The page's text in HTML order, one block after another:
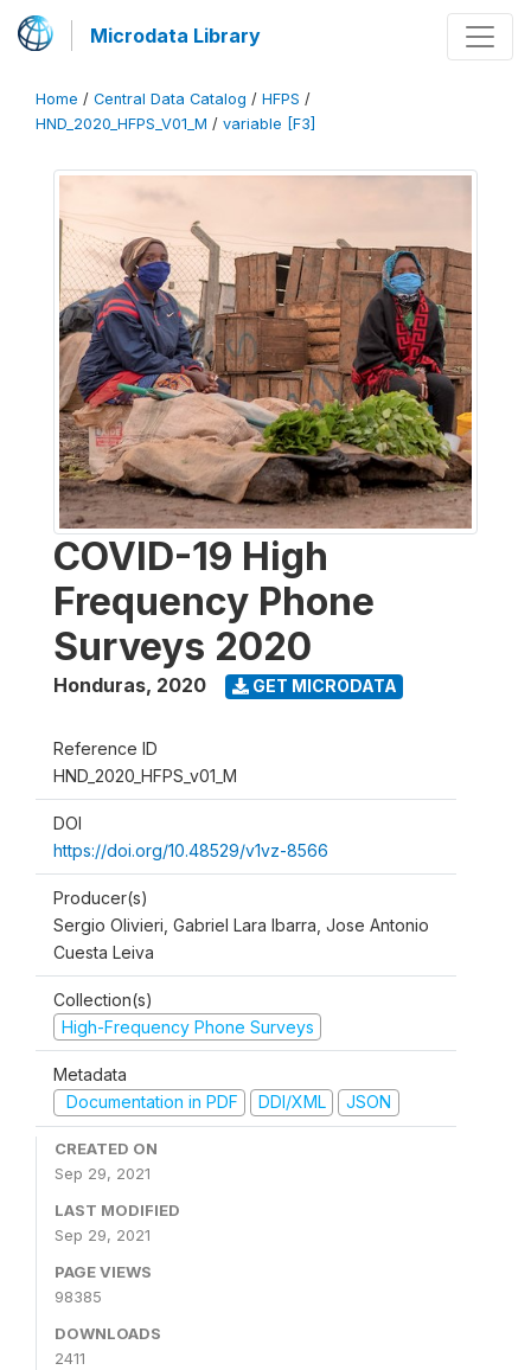
Microdata Library
Home / Central Data Catalog / HFPS /
HND_2020_HFPS_V01_M / variable [F3]
COVID-19 High
Frequency Phone
Surveys 2020
Honduras, 2020 GET MICRODATA
Reference ID
HND_2020_HFPS_v01_M
DOI
https://doi.org/10.48529/v1vz-8566
Producer(s)
Sergio Olivieri, Gabriel Lara Ibarra, Jose Antonio
Cuesta Leiva
Collection(s)
High-Frequency Phone Surveys
Metadata
Documentation in PDF
DDI/XML JSON
CREATED ON
Sep 29, 2021
LAST MODIFIED
Sep 29, 2021
PAGE VIEWS
98385
DOWNLOADS
2411